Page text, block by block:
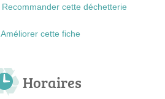
Recommander cette déchetterie
Améliorer cette fiche
Horaires